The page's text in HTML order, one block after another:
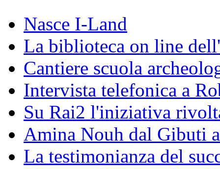
Nasce I-Land
La biblioteca on line
Cantiere scuola
Intervista telefonica a
Su Rai2 l'iniziativa
Amina Nouh dal Gibuti
La testimonianza del